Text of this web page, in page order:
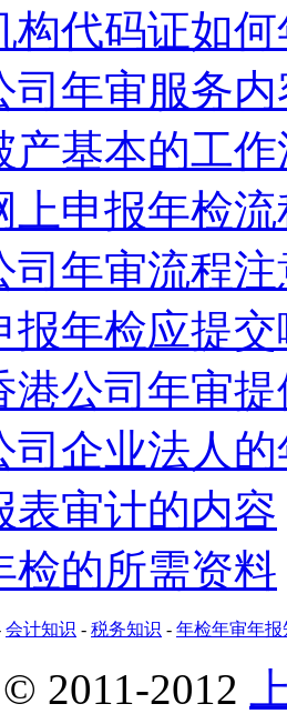
构代码证如
司年审服务
产基本的工
上申报年检
司年审流程
报年检应提
港公司年审
司企业法人
表审计的内容
检的所需资料
会计知识 - 税务知识 - 年检年审年报
2011-2012